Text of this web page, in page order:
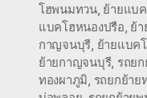
โฮพนมทวน, ย้ายแบ
แบคโฮหนองปรือ, ย้า
กาญจนบุรี, ย้ายแบค
ย้ายกาญจนบุรี, รถย
ทองผาภูมิ, รถยกย้าย